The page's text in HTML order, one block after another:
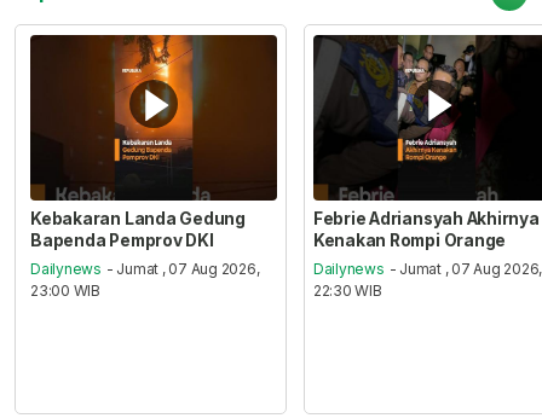
Kebakaran Landa Gedung
Bapenda Pemprov DKI
Dailynews - Jumat , 07 Aug 2026,
23:00 WIB
Febrie Adriansyah Akhirnya
Kenakan Rompi Orange
Dailynews - Jumat , 07 Aug 2026,
22:30 WIB